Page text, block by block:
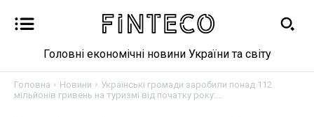
Головні економічні новини України та світу
Головна Новини
Українські громади заробили понад 112
мільйонів гривень на туризмі від початку року:...